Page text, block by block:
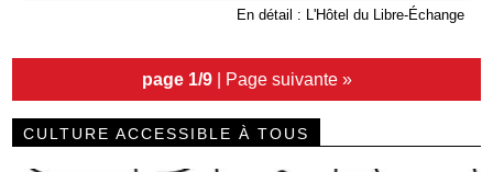
En détail : L'Hôtel du Libre-Échange
page 1/9| Page suivante »
CULTURE ACCESSIBLE À TOUS